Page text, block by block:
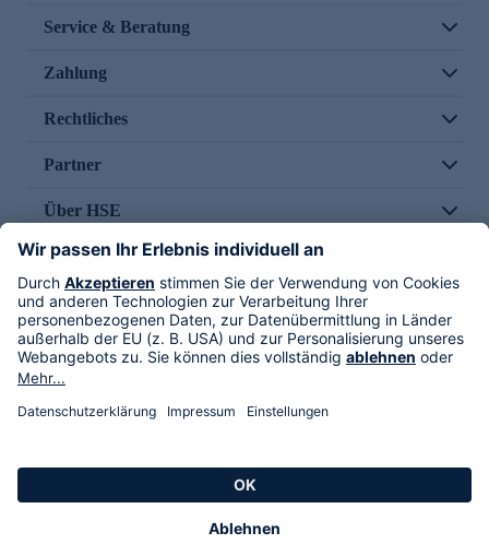
Service & Beratung
Zahlung
Rechtliches
Partner
Über HSE
Im TV
HSE International